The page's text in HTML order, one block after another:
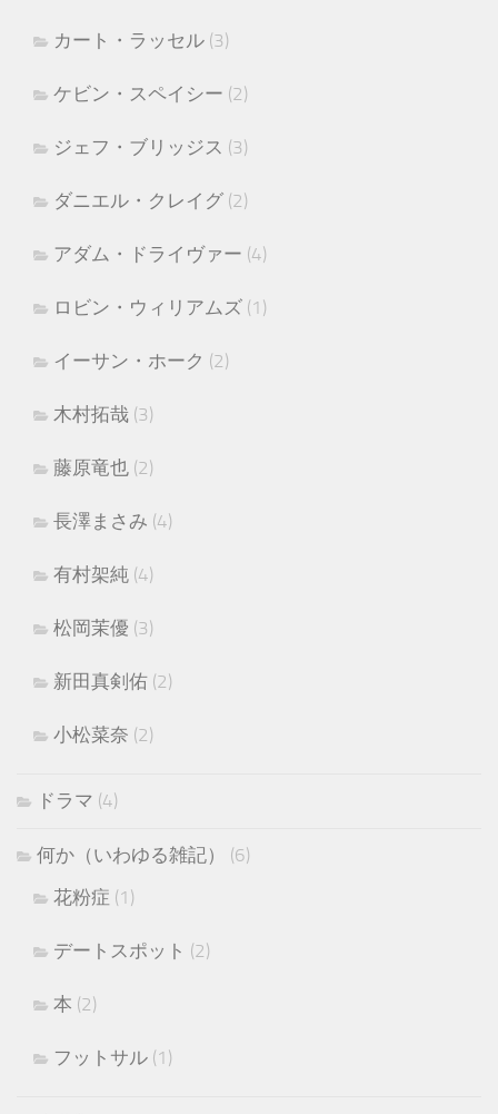
カート・ラッセル (3)
ケビン・スペイシー (2)
ジェフ・ブリッジス (3)
ダニエル・クレイグ (2)
アダム・ドライヴァー (4)
ロビン・ウィリアムズ (1)
イーサン・ホーク (2)
木村拓哉 (3)
藤原竜也 (2)
長澤まさみ (4)
有村架純 (4)
松岡茉優 (3)
新田真剣佑 (2)
小松菜奈 (2)
ドラマ (4)
何か（いわゆる雑記）
(6)
花粉症 (1)
デートスポット (2)
本 (2)
フットサル (1)